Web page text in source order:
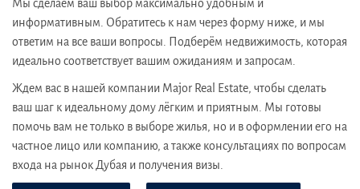
Мы сделаем ваш выбор максимально удобным и
информативным. Обратитесь к нам через форму ниже, и мы
ответим на все ваши вопросы. Подберём недвижимость, которая
идеально соответствует вашим ожиданиям и запросам.
Ждем вас в нашей компании Major Real Estate, чтобы сделать
ваш шаг к идеальному дому лёгким и приятным. Мы готовы
помочь вам не только в выборе жилья, но и в оформлении его на
частное лицо или компанию, а также консультациях по вопросам
входа на рынок Дубая и получения визы.